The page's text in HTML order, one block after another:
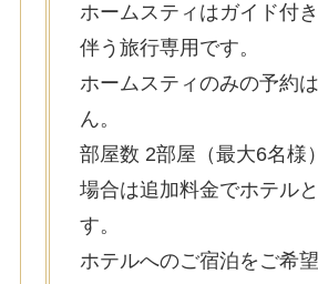
ホームスティはガイド付
伴う旅行専用です。
ホームスティのみの予約
ん。
部屋数 2部屋（最大6名様
場合は追加料金でホテル
す。
ホテルへのご宿泊をご希